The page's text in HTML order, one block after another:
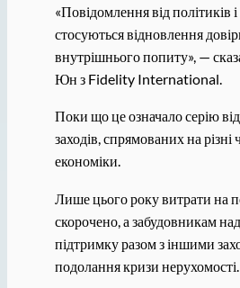
«Повідомлення від політиків і
стосуються відновлення
внутрішнього попиту», —
Юн з Fidelity International.
Поки що це означало серію
заходів, спрямованих на різні
економіки.
Лише цього року витрати на
скорочено, а забудовникам
підтримку разом з іншими
подолання кризи нерухомості.